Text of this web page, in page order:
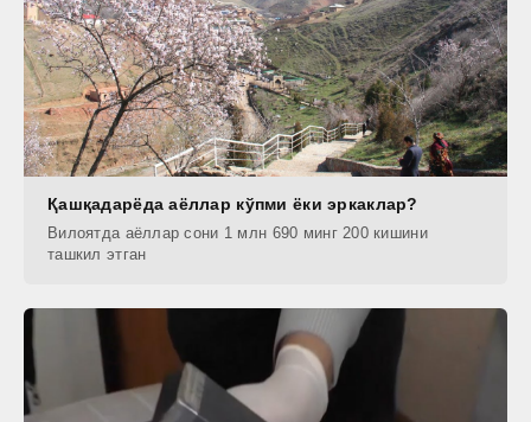
Қашқадарёда аёллар кўпми ёки эркаклар?
Вилоятда аёллар сони 1 млн 690 минг 200 кишини
ташкил этган